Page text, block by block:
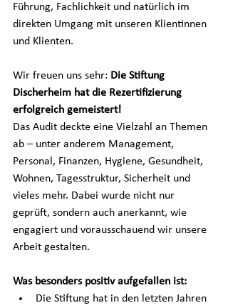
Führung, Fachlichkeit und natürlich im
direkten Umgang mit unseren Klientinnen
und Klienten.
Wir freuen uns sehr: Die Stiftung
Discherheim hat die Rezertifizierung
erfolgreich gemeistert!
Das Audit deckte eine Vielzahl an Themen
ab – unter anderem Management,
Personal, Finanzen, Hygiene, Gesundheit,
Wohnen, Tagesstruktur, Sicherheit und
vieles mehr. Dabei wurde nicht nur
geprüft, sondern auch anerkannt, wie
engagiert und vorausschauend wir unsere
Arbeit gestalten.
Was besonders positiv aufgefallen ist:
Die Stiftung hat in den letzten Jahren